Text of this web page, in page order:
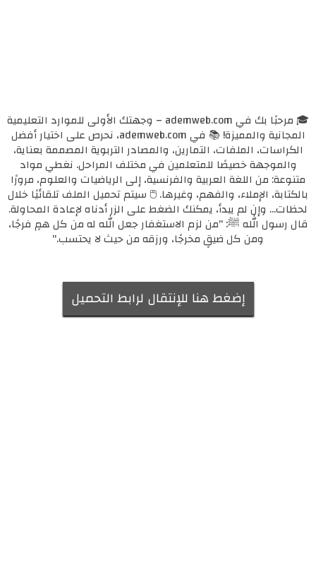
🎓 مرحبًا بك في ademweb.com – وجهتك الأولى للموارد التعليمية
المجانية والمميزة! 📚 في ademweb.com، نحرص على اختيار أفضل
الكراسات، الملفات، التمارين، والمصادر التربوية المصممة بعناية،
والموجهة خصيصًا للمتعلمين في مختلف المراحل. نغطي مواد
متنوعة: من اللغة العربية والفرنسية، إلى الرياضيات والعلوم، مرورًا
بالكتابة، الإملاء، والفهم، وغيرها. 🖱️ سيتم تحميل الملف تلقائيًا خلال
لحظات... وإن لم يبدأ، يمكنك الضغط على الزر أدناه لإعادة المحاولة.
قال رسول الله ﷺ: "من لزم الاستغفار جعل الله له من كل همٍ فرجًا،
ومن كل ضيقٍ مخرجًا، ورزقه من حيث لا يحتسب."
إضغط هنا للإنتقال لرابط التحميل